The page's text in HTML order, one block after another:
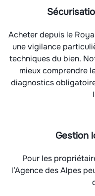
Acheter depuis le
une vigilance
techniques du bien.
mieux comprendre
diagnostics
Gestion
Pour les
l’Agence des Alpes